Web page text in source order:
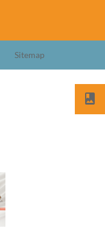
Sitemap